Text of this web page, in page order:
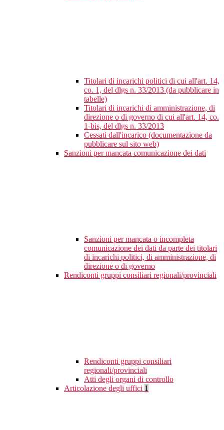
Titolari di incarichi politici di cui all'art. 14,
co. 1, del dlgs n. 33/2013 (da pubblicare in
tabelle)
Titolari di incarichi di amministrazione, di
direzione o di governo di cui all'art. 14, co.
1-bis, del dlgs n. 33/2013
Cessati dall'incarico (documentazione da
pubblicare sul sito web)
Sanzioni per mancata comunicazione dei dati
Sanzioni per mancata o incompleta
comunicazione dei dati da parte dei titolari
di incarichi politici, di amministrazione, di
direzione o di governo
Rendiconti gruppi consiliari regionali/provinciali
Rendiconti gruppi consiliari
regionali/provinciali
Atti degli organi di controllo
Articolazione degli uffici 1